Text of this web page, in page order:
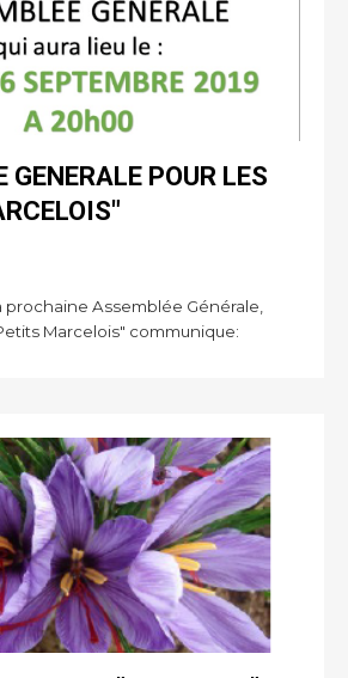
GENERALE POUR LES
prochaine Assemblée Générale,
Marcelois" communique: